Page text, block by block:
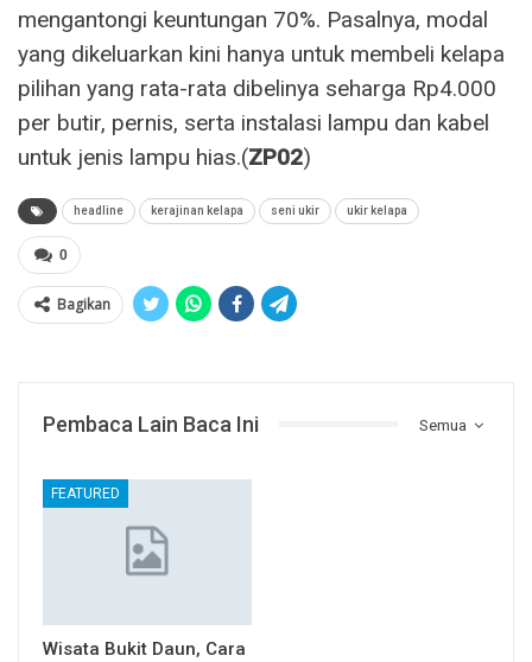
mengantongi keuntungan 70%. Pasalnya, modal
yang dikeluarkan kini hanya untuk membeli kelapa
pilihan yang rata-rata dibelinya seharga Rp4.000
per butir, pernis, serta instalasi lampu dan kabel
untuk jenis lampu hias.(ZP02)
headline kerajinan kelapa seni ukir ukir kelapa
0
Bagikan
Semua
Pembaca Lain Baca Ini
FEATURED
Wisata Bukit Daun, Cara